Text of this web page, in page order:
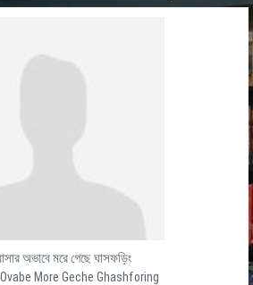
অভাবে মরে গেছে ঘাসফড়িং
More Geche Ghashforing